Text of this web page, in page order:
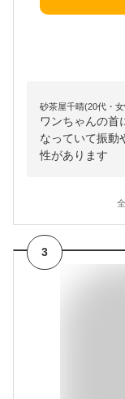
砂茶屋千晴(20代・
ワンちゃんの首
なっていて振動
性があります
3